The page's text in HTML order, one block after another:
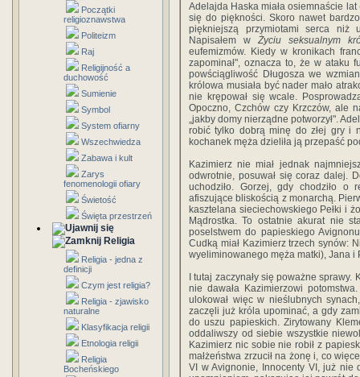
Początki
religioznawstwa
Politeizm
Raj
Religijność a
duchowość
Sumienie
Symbol
System ofiarny
Wszechwiedza
Zabawa i kult
Zarys
fenomenologii ofiary
Świetość
Święta przestrzeń
Religia
Religia - jedna z
definicji
Czym jest religia?
Religia - zjawisko
naturalne
Klasyfikacja religii
Etnologia religii
Religia
Bocheńskiego
Adelajda Haska miała osiemnaście
się do piękności. Skoro nawet
piękniejszą przymiotami serca niż
Napisałem wŻyciu seksualnym
eufemizmów. Kiedy w kronikach
zapominał", oznacza to, że w ataku
powściągliwość Długosza we
królowa musiała być nader mało
nie krępował się wcale.
Opoczno, Czchów czy Krzczów, ale
„jakby domy nierządne potworzył".
robić tylko dobrą minę do złej gry i
kochanek męża dzieliła ją przepaść
Kazimierz nie miał jednak
odwrotnie, posuwał się coraz dalej.
uchodziło. Gorzej, gdy chodziło o
afiszujące bliskością z monarchą.
kasztelana sieciechowskiego Pełki i
Mądrostka. To ostatnie akurat nie
poselstwem do papieskiego
Cudką miał Kazimierz trzech synów:
wyeliminowanego męża matki), Jana i
I tutaj zaczynały się poważne sprawy.
nie dawała Kazimierzowi
ulokował więc w nieślubnych
zaczęli już króla upominać, a gdy
do uszu papieskich. Zirytowany
oddaliwszy od siebie wszystkie
Kazimierz nic sobie nie robił z
małżeństwa zrzucił na żonę i, co
VI w Avignonie, Innocenty VI, już nie